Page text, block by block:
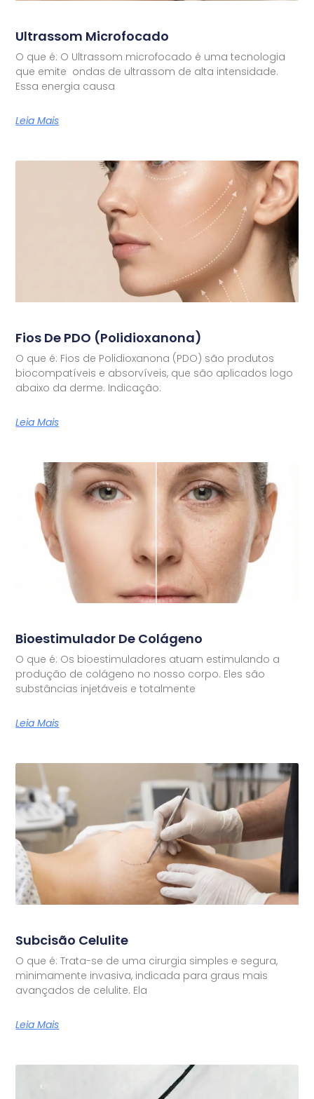
Ultrassom Microfocado
O que é: O Ultrassom microfocado é uma tecnologia
que emite ondas de ultrassom de alta intensidade.
Essa energia causa
Leia Mais
Fios De PDO (Polidioxanona)
O que é: Fios de Polidioxanona (PDO) são produtos
biocompatíveis e absorvíveis, que são aplicados logo
abaixo da derme. Indicação:
Leia Mais
Bioestimulador De Colágeno
O que é: Os bioestimuladores atuam estimulando a
produção de colágeno no nosso corpo. Eles são
substâncias injetáveis e totalmente
Leia Mais
Subcisão Celulite
O que é: Trata-se de uma cirurgia simples e segura,
minimamente invasiva, indicada para graus mais
avançados de celulite. Ela
Leia Mais